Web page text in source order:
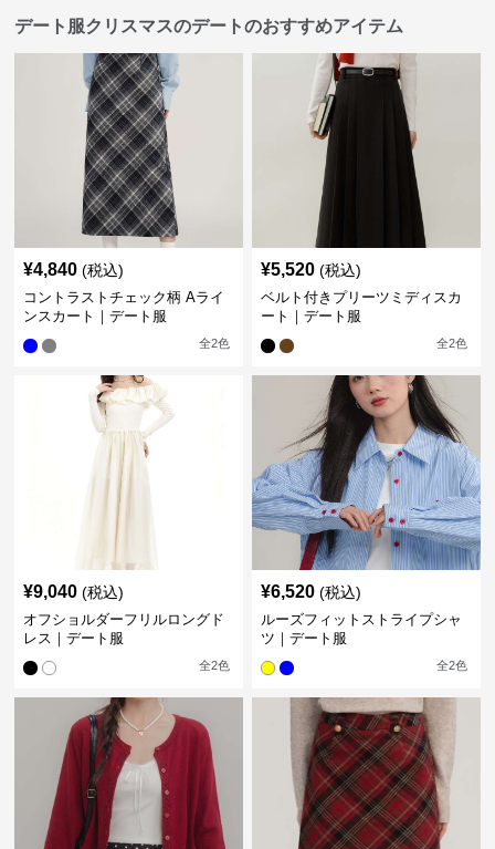
デート服クリスマスのデートのおすすめアイテム
¥4,840 (税込)
コントラストチェック柄 Aライ
ンスカート｜デート服
全2色
¥5,520 (税込)
ベルト付きプリーツミディスカ
ート｜デート服
全2色
¥9,040 (税込)
オフショルダーフリルロングド
レス｜デート服
全2色
¥6,520 (税込)
ルーズフィットストライプシャ
ツ｜デート服
全2色